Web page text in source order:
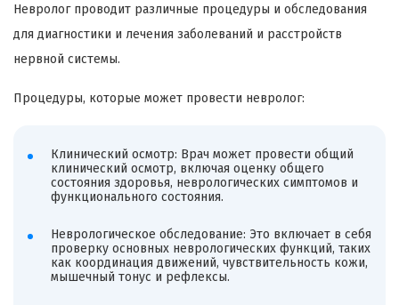
Невролог проводит различные процедуры и обследования
для диагностики и лечения заболеваний и расстройств
нервной системы.
Процедуры, которые может провести невролог:
Клинический осмотр: Врач может провести общий
клинический осмотр, включая оценку общего
состояния здоровья, неврологических симптомов и
функционального состояния.
Неврологическое обследование: Это включает в себя
проверку основных неврологических функций, таких
как координация движений, чувствительность кожи,
мышечный тонус и рефлексы.